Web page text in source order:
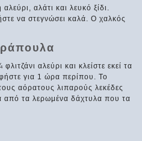
αλάτι και λευκό ξίδι.
να στεγνώσει καλά. Ο χαλκός
αλεύρι και κλείστε εκεί τα
για 1 ώρα περίπου. Το
αόρατους λιπαρούς λεκέδες
τα λερωμένα δάχτυλα που τα